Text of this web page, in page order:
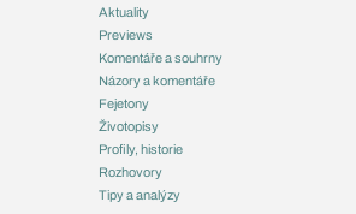
Aktuality
Previews
Komentáře a souhrny
Názory a komentáře
Fejetony
Životopisy
Profily, historie
Rozhovory
Tipy a analýzy